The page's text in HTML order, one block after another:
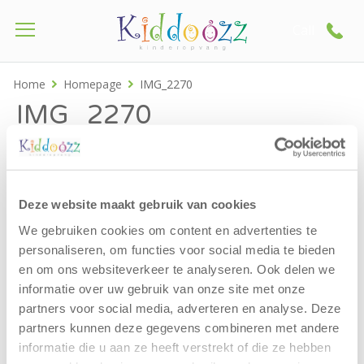
Deze website maakt gebruik van cookies
We gebruiken cookies om content en advertenties te
personaliseren, om functies voor social media te bieden
en om ons websiteverkeer te analyseren. Ook delen we
informatie over uw gebruik van onze site met onze
partners voor social media, adverteren en analyse. Deze
partners kunnen deze gegevens combineren met andere
informatie die u aan ze heeft verstrekt of die ze hebben
Home Homepage IMG_2270
IMG_2270